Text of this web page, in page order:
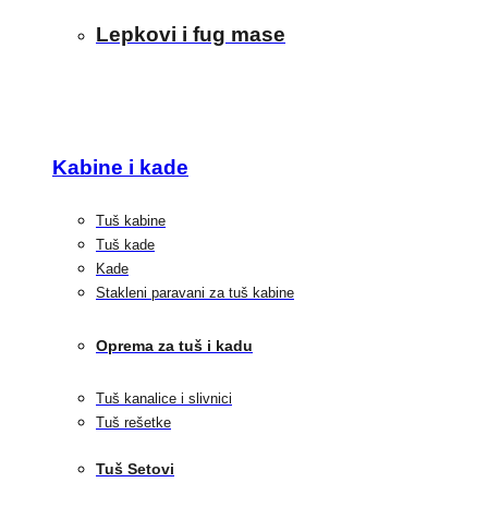
Lepkovi i fug mase
Kabine i kade
Tuš kabine
Tuš kade
Kade
Stakleni paravani za tuš kabine
Oprema za tuš i kadu
Tuš kanalice i slivnici
Tuš rešetke
Tuš Setovi